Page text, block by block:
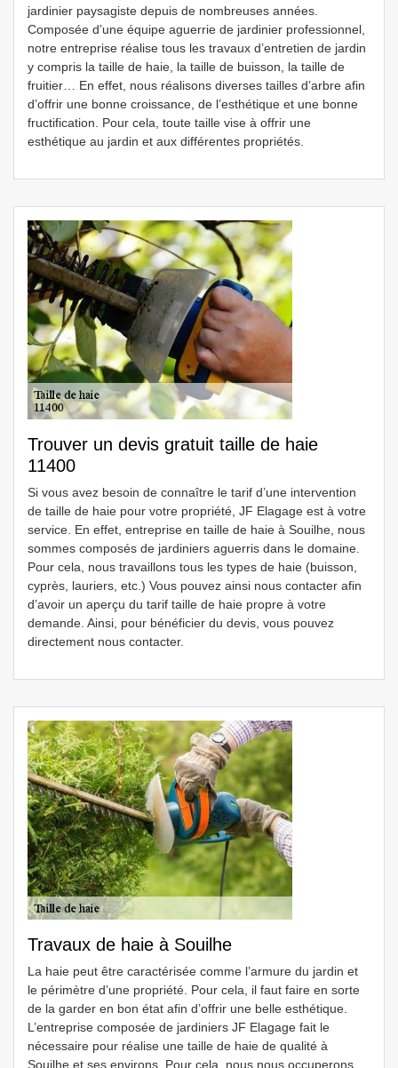
jardinier paysagiste depuis de nombreuses années.
Composée d’une équipe aguerrie de jardinier professionnel,
notre entreprise réalise tous les travaux d’entretien de jardin
y compris la taille de haie, la taille de buisson, la taille de
fruitier… En effet, nous réalisons diverses tailles d’arbre afin
d’offrir une bonne croissance, de l’esthétique et une bonne
fructification. Pour cela, toute taille vise à offrir une
esthétique au jardin et aux différentes propriétés.
Trouver un devis gratuit taille de haie
11400
Si vous avez besoin de connaître le tarif d’une intervention
de taille de haie pour votre propriété, JF Elagage est à votre
service. En effet, entreprise en taille de haie à Souilhe, nous
sommes composés de jardiniers aguerris dans le domaine.
Pour cela, nous travaillons tous les types de haie (buisson,
cyprès, lauriers, etc.) Vous pouvez ainsi nous contacter afin
d’avoir un aperçu du tarif taille de haie propre à votre
demande. Ainsi, pour bénéficier du devis, vous pouvez
directement nous contacter.
Travaux de haie à Souilhe
La haie peut être caractérisée comme l’armure du jardin et
le périmètre d’une propriété. Pour cela, il faut faire en sorte
de la garder en bon état afin d’offrir une belle esthétique.
L’entreprise composée de jardiniers JF Elagage fait le
nécessaire pour réalise une taille de haie de qualité à
Souilhe et ses environs. Pour cela, nous nous occuperons